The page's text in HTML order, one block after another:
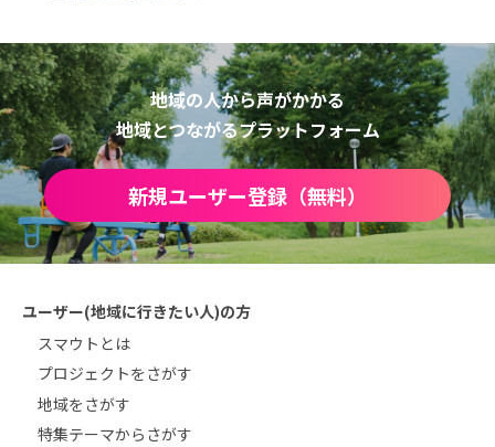
地域の人から声がかかる
地域とつながるプラットフォーム
新規ユーザー登録（無料）
ユーザー(地域に行きたい人)の方
スマウトとは
プロジェクトをさがす
地域をさがす
特集テーマからさがす